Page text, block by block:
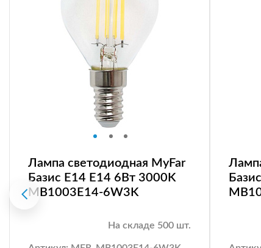
Лампа светодиодная MyFar
Базис E14 E14 6Вт 3000K
MB1003E14-6W3K
На складе 500 шт.